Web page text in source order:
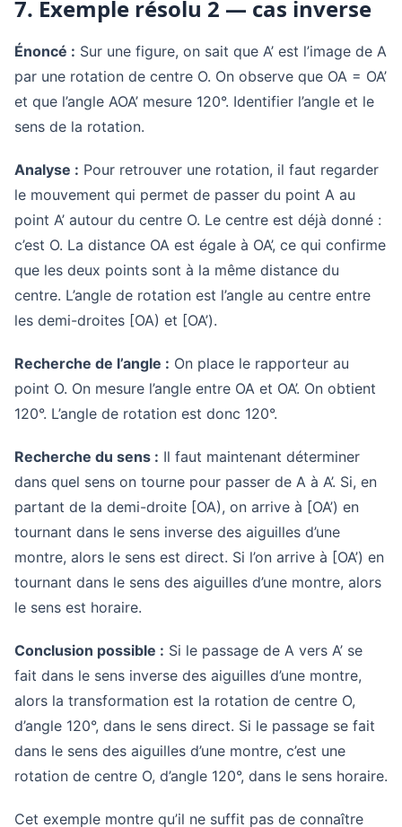
7. Exemple résolu 2 — cas inverse
Énoncé : Sur une figure, on sait que A’ est l’image de A
par une rotation de centre O. On observe que OA = OA’
et que l’angle AOA’ mesure 120°. Identifier l’angle et le
sens de la rotation.
Analyse : Pour retrouver une rotation, il faut regarder
le mouvement qui permet de passer du point A au
point A’ autour du centre O. Le centre est déjà donné :
c’est O. La distance OA est égale à OA’, ce qui confirme
que les deux points sont à la même distance du
centre. L’angle de rotation est l’angle au centre entre
les demi-droites [OA) et [OA’).
Recherche de l’angle : On place le rapporteur au
point O. On mesure l’angle entre OA et OA’. On obtient
120°. L’angle de rotation est donc 120°.
Recherche du sens : Il faut maintenant déterminer
dans quel sens on tourne pour passer de A à A’. Si, en
partant de la demi-droite [OA), on arrive à [OA’) en
tournant dans le sens inverse des aiguilles d’une
montre, alors le sens est direct. Si l’on arrive à [OA’) en
tournant dans le sens des aiguilles d’une montre, alors
le sens est horaire.
Conclusion possible : Si le passage de A vers A’ se
fait dans le sens inverse des aiguilles d’une montre,
alors la transformation est la rotation de centre O,
d’angle 120°, dans le sens direct. Si le passage se fait
dans le sens des aiguilles d’une montre, c’est une
rotation de centre O, d’angle 120°, dans le sens horaire.
Cet exemple montre qu’il ne suffit pas de connaître